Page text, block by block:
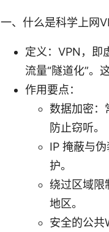
一、什么是科学上网
定义：VPN，即
流量“隧道化”。
作用要点：
数据加密：
防止窃听。
IP 掩蔽与
护。
绕过区域限
地区。
安全的公共